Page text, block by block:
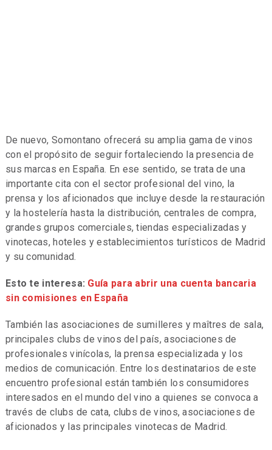
De nuevo, Somontano ofrecerá su amplia gama de vinos
con el propósito de seguir fortaleciendo la presencia de
sus marcas en España. En ese sentido, se trata de una
importante cita con el sector profesional del vino, la
prensa y los aficionados que incluye desde la restauración
y la hostelería hasta la distribución, centrales de compra,
grandes grupos comerciales, tiendas especializadas y
vinotecas, hoteles y establecimientos turísticos de Madrid
y su comunidad.
Esto te interesa: Guía para abrir una cuenta bancaria
sin comisiones en España
También las asociaciones de sumilleres y maîtres de sala,
principales clubs de vinos del país, asociaciones de
profesionales vinícolas, la prensa especializada y los
medios de comunicación. Entre los destinatarios de este
encuentro profesional están también los consumidores
interesados en el mundo del vino a quienes se convoca a
través de clubs de cata, clubs de vinos, asociaciones de
aficionados y las principales vinotecas de Madrid.